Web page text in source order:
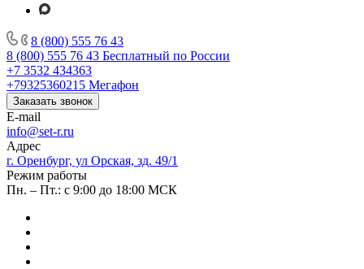
8 (800) 555 76 43
8 (800) 555 76 43 Бесплатный по России
+7 3532 434363
+79325360215 Мегафон
Заказать звонок
E-mail
info@set-r.ru
Адрес
г. Оренбург, ул Орская, зд. 49/1
Режим работы
Пн. – Пт.: с 9:00 до 18:00 МСК